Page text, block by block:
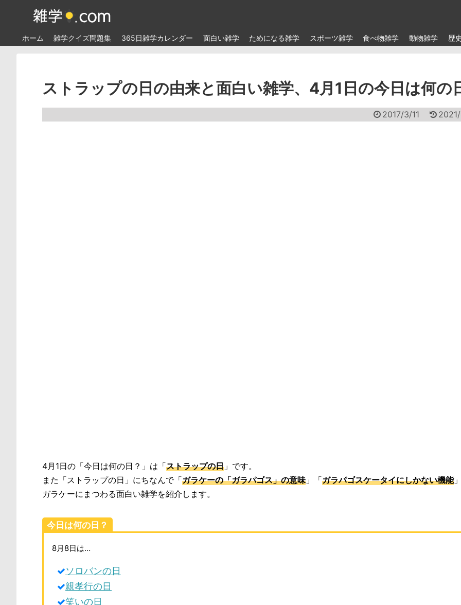
ホーム 雑学クイズ問題集 365日雑学カレンダー 面白い雑学 ためになる雑学 スポーツ雑学 食べ物雑学 動物雑学 歴
ストラップの日の由来と面白い雑学、4月1日の今日は何の
2017/3/11
4月1日の「今日は何の日？」は「ストラップの日 」です。
また「ストラップの日」にちなんで「ガラケーの「ガラパゴス」の意味」「ガラパゴスケータイにしかない機能
ガラケーにまつわる面白い雑学を紹介します。
今日は何の日？
8月8日は…
ソロバンの日
親孝行の日
笑いの日